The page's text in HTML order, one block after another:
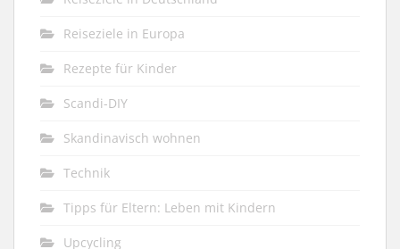
Reiseziele in Europa
Rezepte für Kinder
Scandi-DIY
Skandinavisch wohnen
Technik
Tipps für Eltern: Leben mit Kindern
Upcycling